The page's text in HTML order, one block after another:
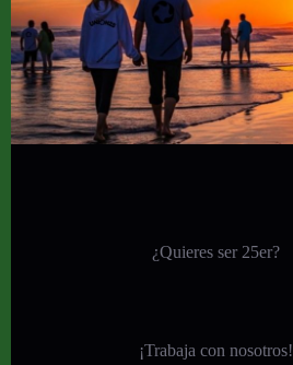
¿Quieres ser 25er?
¡Trabaja con nosotros!